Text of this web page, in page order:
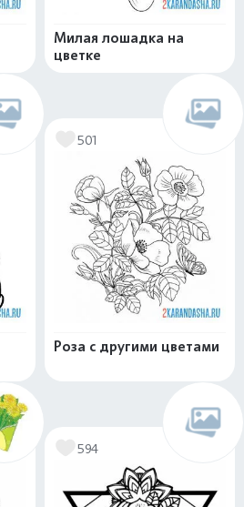
Милая лошадка на
цветке
501
Роза с другими цветами
594